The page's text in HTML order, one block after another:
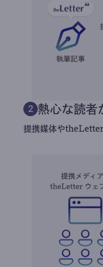
2 熱心な読者
提携媒体やtheLetter